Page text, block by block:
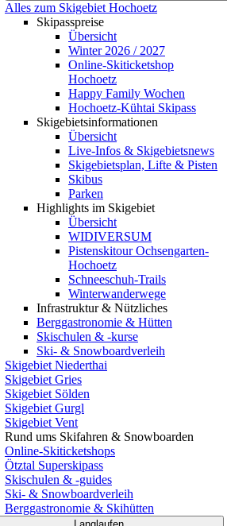
Alles zum Skigebiet Hochoetz
Skipasspreise
Übersicht
Winter 2026 / 2027
Online-Skiticketshop
Hochoetz
Happy Family Wochen
Hochoetz-Kühtai Skipass
Skigebietsinformationen
Übersicht
Live-Infos & Skigebietsnews
Skigebietsplan, Lifte & Pisten
Skibus
Parken
Highlights im Skigebiet
Übersicht
WIDIVERSUM
Pistenskitour Ochsengarten-
Hochoetz
Schneeschuh-Trails
Winterwanderwege
Infrastruktur & Nützliches
Berggastronomie & Hütten
Skischulen & -kurse
Ski- & Snowboardverleih
Skigebiet Niederthai
Skigebiet Gries
Skigebiet Sölden
Skigebiet Gurgl
Skigebiet Vent
Rund ums Skifahren & Snowboarden
Online-Skiticketshops
Ötztal Superskipass
Skischulen & -guides
Ski- & Snowboardverleih
Berggastronomie & Skihütten